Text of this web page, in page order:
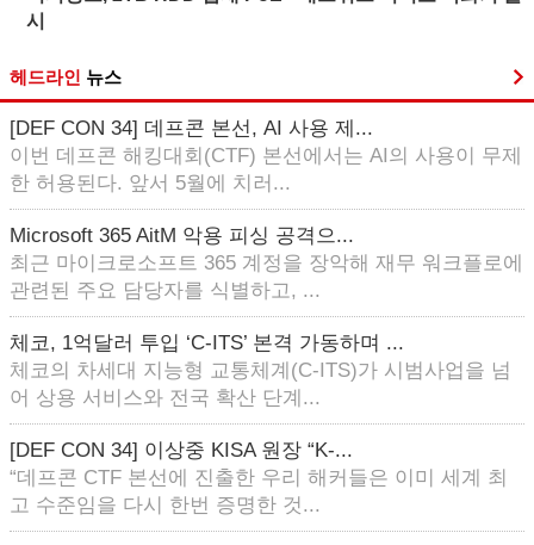
시
헤드라인 뉴스
[DEF CON 34] 데프콘 본선, AI 사용 제...
이번 데프콘 해킹대회(CTF) 본선에서는 AI의 사용이 무제
한 허용된다. 앞서 5월에 치러...
Microsoft 365 AitM 악용 피싱 공격으...
최근 마이크로소프트 365 계정을 장악해 재무 워크플로에
관련된 주요 담당자를 식별하고, ...
체코, 1억달러 투입 ‘C-ITS’ 본격 가동하며 ...
체코의 차세대 지능형 교통체계(C-ITS)가 시범사업을 넘
어 상용 서비스와 전국 확산 단계...
[DEF CON 34] 이상중 KISA 원장 “K-...
“데프콘 CTF 본선에 진출한 우리 해커들은 이미 세계 최
고 수준임을 다시 한번 증명한 것...